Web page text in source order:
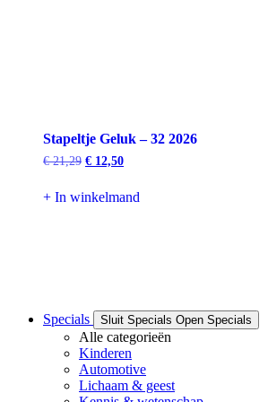
Stapeltje Geluk – 32 2026
€21,29 Oorspronkelijke
was:
€ 21,29.
€ 12,50Huidige
€ 12,50.
+ In winkelmand
Specials Sluit Specials Open Specials
Alle categorieën
Kinderen
Automotive
Lichaam & geest